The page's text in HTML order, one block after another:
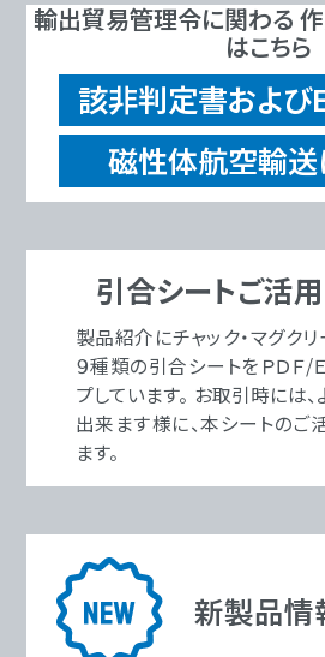
輸出貿易管理令に関わる
はこちら
該非判定書および
磁性体航空輸送
引合シートご活
製品紹介にチャック・マグク
９種類の引合シートをＰＤＦ/
プしています。 お取引時には
出来ます様に、本シートのご
ます。
新製品情